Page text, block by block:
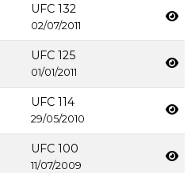
UFC 132
02/07/2011
UFC 125
01/01/2011
UFC 114
29/05/2010
UFC 100
11/07/2009